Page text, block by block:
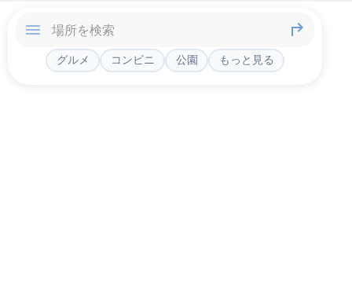
グルメ コンビニ 公園 もっと見る